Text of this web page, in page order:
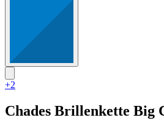
+2
Chades Brillenkette Big